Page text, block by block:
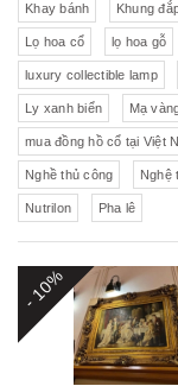
Khay bánh Khung
Lọ hoa cổ lọ hoa gỗ
luxury collectible lamp
Ly xanh biển Mạ
mua đồng hồ cổ tại Việt
Nghề thủ công Nghệ
Nutrilon Pha lê
- 10%